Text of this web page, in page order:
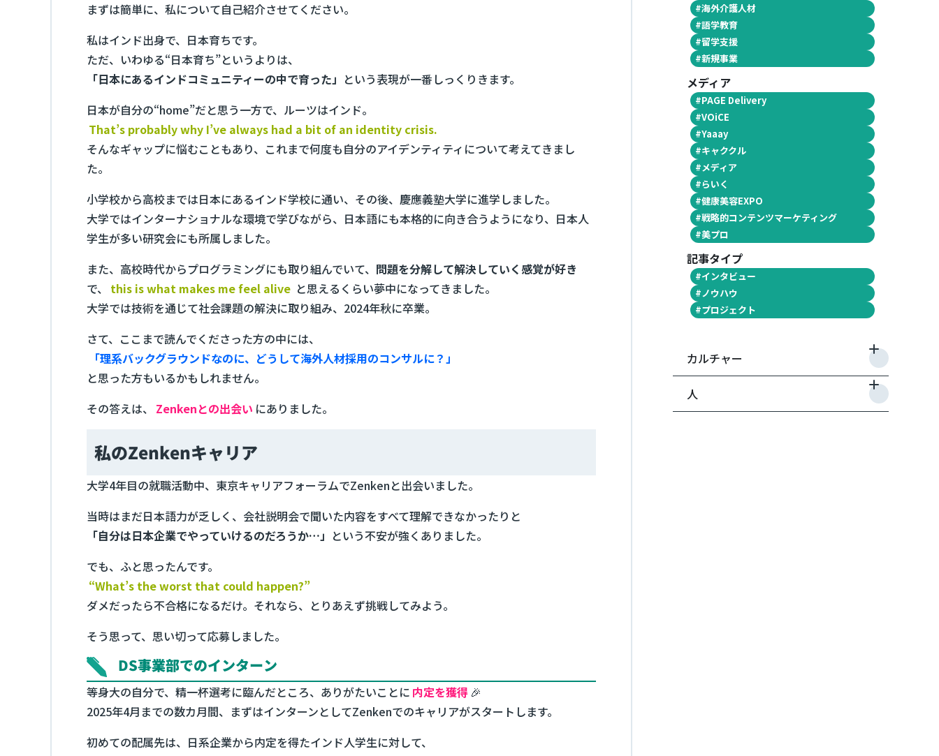
まずは簡単に、私について自己紹介させてください。
私はインド出身で、日本育ちです。
ただ、いわゆる“日本育ち”というよりは、
「日本にあるインドコミュニティーの中で育った」 という表現が一番しっくりきます。
日本が自分の“home”だと思う一方で、ルーツはインド。
That’s probably why I’ve always had a bit of an identity crisis.
そんなギャップに悩むこともあり、これまで何度も自分のアイデンティティについて考えてきまし
た。
小学校から高校までは日本にあるインド学校に通い、その後、慶應義塾大学に進学しました。
大学ではインターナショナルな環境で学びながら、日本語にも本格的に向き合うようになり、日本人
学生が多い研究会にも所属しました。
また、高校時代からプログラミングにも取り組んでいて、 問題を分解して解決していく感覚が好き
で、 this is what makes me feel alive と思えるくらい夢中になってきました。
大学では技術を通じて社会課題の解決に取り組み、2024年秋に卒業。
さて、ここまで読んでくださった方の中には、
「理系バックグラウンドなのに、どうして海外人材採用のコンサルに？」
と思った方もいるかもしれません。
その答えは、 Zenkenとの出会い にありました。
私のZenkenキャリア
大学4年目の就職活動中、東京キャリアフォーラムでZenkenと出会いました。
当時はまだ日本語力が乏しく、会社説明会で聞いた内容をすべて理解できなかったりと
「自分は日本企業でやっていけるのだろうか…」 という不安が強くありました。
でも、ふと思ったんです。
“What’s the worst that could happen?”
ダメだったら不合格になるだけ。それなら、とりあえず挑戦してみよう。
そう思って、思い切って応募しました。
DS事業部でのインターン
等身大の自分で、精一杯選考に臨んだところ、ありがたいことに 内定を獲得 🎉
2025年4月までの数カ月間、まずはインターンとしてZenkenでのキャリアがスタートします。
初めての配属先は、日系企業から内定を得たインド人学生に対して、
#海外介護人材
#語学教育
#留学支援
#新規事業
メディア
#PAGE Delivery
#VOiCE
#Yaaay
#キャククル
#メディア
#らいく
#健康美容EXPO
#戦略的コンテンツマーケティング
#美プロ
記事タイプ
#インタビュー
#ノウハウ
#プロジェクト
カルチャー
人